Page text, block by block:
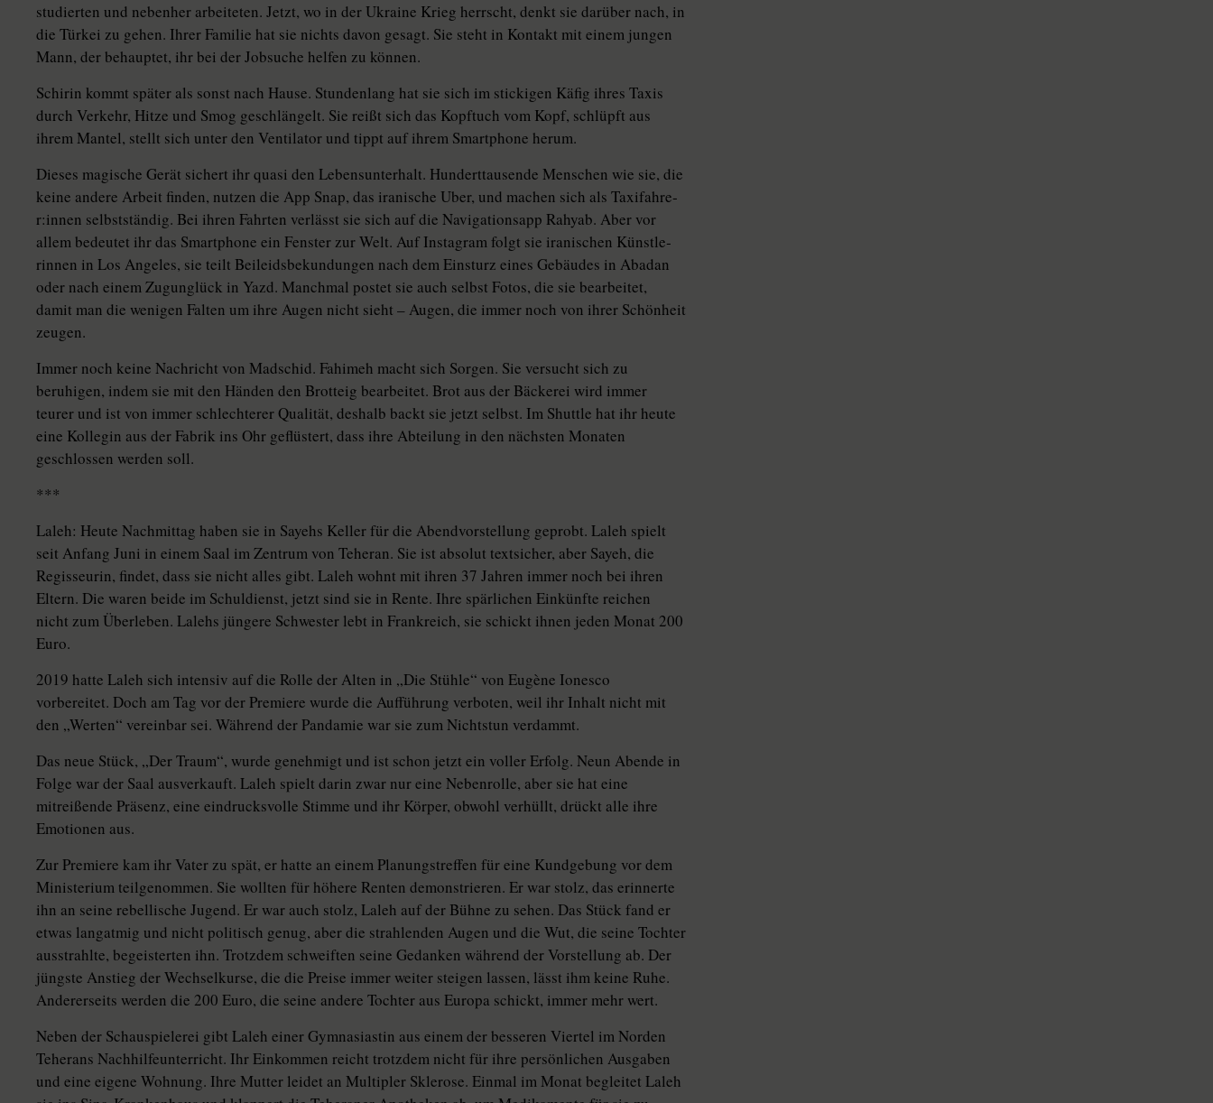
studierten und nebenher arbeiteten. Jetzt, wo in der Ukraine Krieg herrscht, denkt sie darüber nach, in
die Türkei zu gehen. Ihrer Familie hat sie nichts davon gesagt. Sie steht in Kontakt mit einem jungen
Mann, der behauptet, ihr bei der Jobsuche helfen zu können.
Schirin kommt später als sonst nach Hause. Stundenlang hat sie sich im stickigen Käfig ihres Taxis
durch Verkehr, Hitze und Smog geschlängelt. Sie reißt sich das Kopftuch vom Kopf, schlüpft aus
ihrem Mantel, stellt sich unter den Ventilator und tippt auf ihrem Smartphone herum.
Dieses magische Gerät sichert ihr quasi den Lebensunterhalt. Hunderttausende Menschen wie sie, die
keine andere Arbeit finden, nutzen die App Snap, das iranische Uber, und machen sich als Ta­xi­fah­re­
r:in­nen selbstständig. Bei ihren Fahrten verlässt sie sich auf die Navigationsapp Rahyab. Aber vor
allem bedeutet ihr das Smartphone ein Fenster zur Welt. Auf Instagram folgt sie iranischen Künst­le­
rin­nen in Los Angeles, sie teilt Beileidsbekundungen nach dem Einsturz eines Gebäudes in Abadan
oder nach einem Zugunglück in Yazd. Manchmal postet sie auch selbst Fotos, die sie bearbeitet,
damit man die wenigen Falten um ihre Augen nicht sieht – Augen, die immer noch von ihrer Schönheit
zeugen.
Immer noch keine Nachricht von Madschid. Fahimeh macht sich Sorgen. Sie versucht sich zu
beruhigen, indem sie mit den Händen den Brotteig bearbeitet. Brot aus der Bäckerei wird immer
teurer und ist von immer schlechterer Qualität, deshalb backt sie jetzt selbst. Im Shuttle hat ihr heute
eine Kollegin aus der Fabrik ins Ohr geflüstert, dass ihre Abteilung in den nächsten Monaten
geschlossen werden soll.
***
Laleh: Heute Nachmittag haben sie in Sayehs Keller für die Abendvorstellung geprobt. Laleh spielt
seit Anfang Juni in einem Saal im Zentrum von Teheran. Sie ist absolut textsicher, aber Sayeh, die
Regisseurin, findet, dass sie nicht alles gibt. Laleh wohnt mit ihren 37 Jahren immer noch bei ihren
Eltern. Die waren beide im Schuldienst, jetzt sind sie in Rente. Ihre spärlichen Einkünfte reichen
nicht zum Überleben. Lalehs jüngere Schwester lebt in Frankreich, sie schickt ihnen jeden Monat 200
Euro.
2019 hatte Laleh sich intensiv auf die Rolle der Alten in „Die Stühle“ von Eugène Ionesco
vorbereitet. Doch am Tag vor der Premiere wurde die Aufführung verboten, weil ihr Inhalt nicht mit
den „Werten“ vereinbar sei. Während der Pandamie war sie zum Nichtstun verdammt.
Das neue Stück, „Der Traum“, wurde genehmigt und ist schon jetzt ein voller Erfolg. Neun Abende in
Folge war der Saal ausverkauft. Laleh spielt darin zwar nur eine Nebenrolle, aber sie hat eine
mitreißende Präsenz, eine eindrucksvolle Stimme und ihr Körper, obwohl verhüllt, drückt alle ihre
Emotionen aus.
Zur Premiere kam ihr Vater zu spät, er hatte an einem Planungstreffen für eine Kundgebung vor dem
Ministerium teilgenommen. Sie wollten für höhere Renten demonstrieren. Er war stolz, das erinnerte
ihn an seine rebellische Jugend. Er war auch stolz, Laleh auf der Bühne zu sehen. Das Stück fand er
etwas langatmig und nicht politisch genug, aber die strahlenden Augen und die Wut, die seine Tochter
ausstrahlte, begeisterten ihn. Trotzdem schweiften seine Gedanken während der Vorstellung ab. Der
jüngste Anstieg der Wechselkurse, die die Preise immer weiter steigen lassen, lässt ihm keine Ruhe.
Andererseits werden die 200 Euro, die seine andere Tochter aus Europa schickt, immer mehr wert.
Neben der Schauspielerei gibt Laleh einer Gymnasiastin aus einem der besseren Viertel im Norden
Teherans Nachhilfeunterricht. Ihr Einkommen reicht trotzdem nicht für ihre persönlichen Ausgaben
und eine eigene Wohnung. Ihre Mutter leidet an Multipler Sklerose. Einmal im Monat begleitet Laleh